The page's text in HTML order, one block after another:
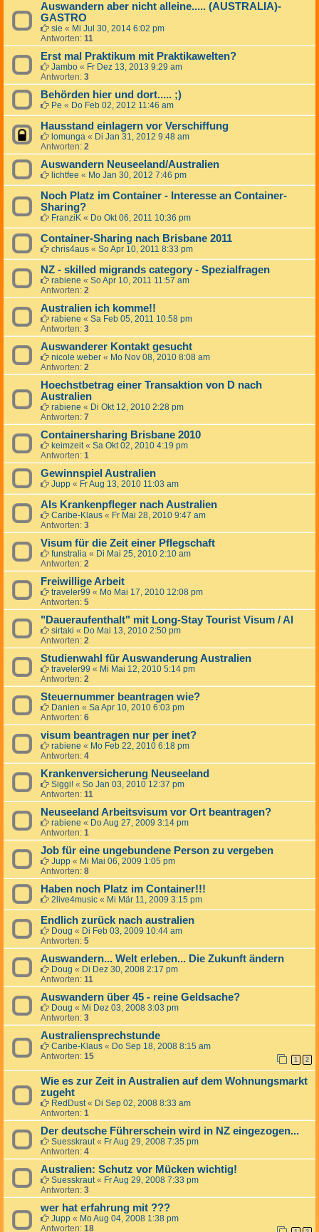
Auswandern aber nicht alleine..... (AUSTRALIA)-
GASTRO
sie « Mi Jul 30, 2014 6:02 pm
Antworten: 11
Erst mal Praktikum mit Praktikawelten?
Jambo « Fr Dez 13, 2013 9:29 am
Antworten: 3
Behörden hier und dort..... ;)
Pe « Do Feb 02, 2012 11:46 am
Hausstand einlagern vor Verschiffung
lomunga « Di Jan 31, 2012 9:48 am
Antworten: 2
Auswandern Neuseeland/Australien
lichtfee « Mo Jan 30, 2012 7:46 pm
Noch Platz im Container - Interesse an Container-
Sharing?
FranziK « Do Okt 06, 2011 10:36 pm
Container-Sharing nach Brisbane 2011
chris4aus « So Apr 10, 2011 8:33 pm
NZ - skilled migrands category - Spezialfragen
rabiene « So Apr 10, 2011 11:57 am
Antworten: 2
Australien ich komme!!
rabiene « Sa Feb 05, 2011 10:58 pm
Antworten: 3
Auswanderer Kontakt gesucht
nicole weber « Mo Nov 08, 2010 8:08 am
Antworten: 2
Hoechstbetrag einer Transaktion von D nach
Australien
rabiene « Di Okt 12, 2010 2:28 pm
Antworten: 7
Containersharing Brisbane 2010
keimzeit« Sa Okt 02, 2010 4:19 pm
Antworten: 1
Gewinnspiel Australien
Jupp « Fr Aug 13, 2010 11:03 am
Als Krankenpfleger nach Australien
Caribe-Klaus « Fr Mai 28, 2010 9:47 am
Antworten: 3
Visum für die Zeit einer Pflegschaft
funstralia « Di Mai 25, 2010 2:10 am
Antworten: 2
Freiwillige Arbeit
traveler99 « Mo Mai 17, 2010 12:08 pm
Antworten: 5
"Daueraufenthalt" mit Long-Stay Tourist Visum / Al
sirtaki « Do Mai 13, 2010 2:50 pm
Antworten: 2
Studienwahl für Auswanderung Australien
traveler99 « Mi Mai 12, 2010 5:14 pm
Antworten: 2
Steuernummer beantragen wie?
Danien « Sa Apr 10, 2010 6:03 pm
Antworten: 6
visum beantragen nur per inet?
rabiene « Mo Feb 22, 2010 6:18 pm
Antworten: 4
Krankenversicherung Neuseeland
Siggi! « So Jan 03, 2010 12:37 pm
Antworten: 11
Neuseeland Arbeitsvisum vor Ort beantragen?
rabiene « Do Aug 27, 2009 3:14 pm
Antworten: 1
Job für eine ungebundene Person zu vergeben
Jupp « Mi Mai 06, 2009 1:05 pm
Antworten: 8
Haben noch Platz im Container!!!
2live4music « Mi Mär 11, 2009 3:15 pm
Endlich zurück nach australien
Doug « Di Feb 03, 2009 10:44 am
Antworten: 5
Auswandern... Welt erleben... Die Zukunft ändern
Doug « Di Dez 30, 2008 2:17 pm
Antworten: 11
Auswandern über 45 - reine Geldsache?
Doug « Mi Dez 03, 2008 3:03 pm
Antworten: 3
Australiensprechstunde
Caribe-Klaus « Do Sep 18, 2008 8:15 am
Antworten: 15 1 2
Wie es zur Zeit in Australien auf dem Wohnungsmarkt
zugeht
RedDust« Di Sep 02, 2008 8:33 am
Antworten: 1
Der deutsche Führerschein wird in NZ eingezogen...
Suesskraut« Fr Aug 29, 2008 7:35 pm
Antworten: 4
Australien: Schutz vor Mücken wichtig!
Suesskraut« Fr Aug 29, 2008 7:33 pm
Antworten: 3
wer hat erfahrung mit ???
Jupp « Mo Aug 04, 2008 1:38 pm
Antworten: 18